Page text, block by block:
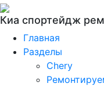
Киа спортейдж
Главная
Разделы
Chery